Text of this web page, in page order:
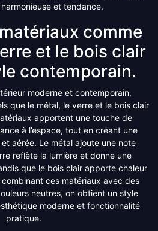
et tendance.
comme
et le bois clair
contemporain.
moderne et contemporain,
que le métal, le verre et le bois clair
apportent une touche de
à l’espace, tout en créant une
aérée. Le métal ajoute une note
reflète la lumière et donne une
que le bois clair apporte chaleur
ces matériaux avec des
neutres, on obtient un style
moderne et fonctionnalité
pratique.